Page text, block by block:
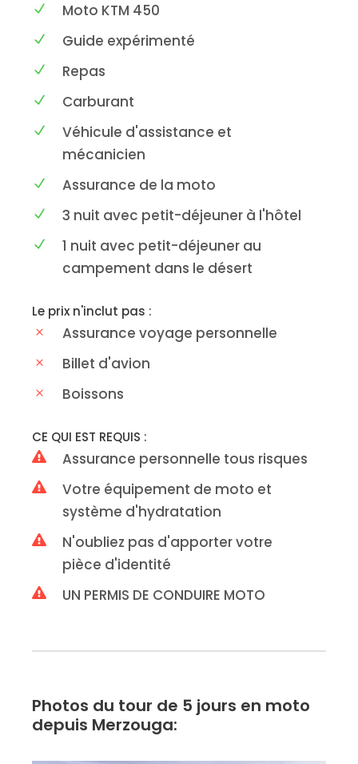
Moto KTM 450
Guide expérimenté
Repas
Carburant
Véhicule d'assistance et
mécanicien
Assurance de la moto
3 nuit avec petit-déjeuner à l'hôtel
1 nuit avec petit-déjeuner au
campement dans le désert
Le prix n'inclut pas :
Assurance voyage personnelle
Billet d'avion
Boissons
CE QUI EST REQUIS :
Assurance personnelle tous risques
Votre équipement de moto et
système d'hydratation
N'oubliez pas d'apporter votre
pièce d'identité
UN PERMIS DE CONDUIRE MOTO
Photos du tour de 5 jours en moto
depuis Merzouga: